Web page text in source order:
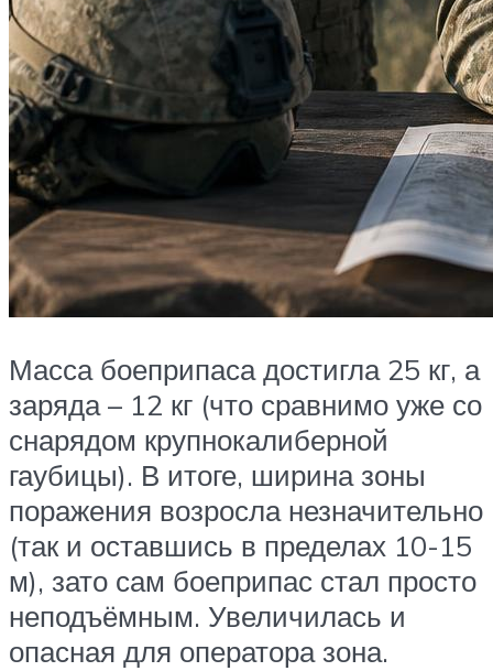
Масса боеприпаса достигла 25 кг, а
заряда – 12 кг (что сравнимо уже со
снарядом крупнокалиберной
гаубицы). В итоге, ширина зоны
поражения возросла незначительно
(так и оставшись в пределах 10-15
м), зато сам боеприпас стал просто
неподъёмным. Увеличилась и
опасная для оператора зона.